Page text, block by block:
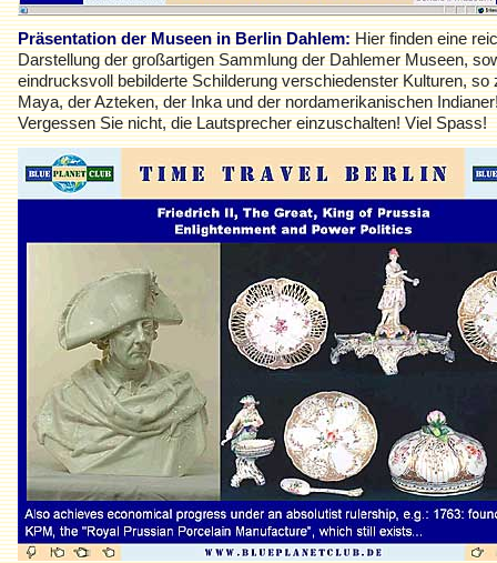
Präsentation der Museen in Berlin Dahlem:Hier finden eine
Darstellung der großartigen Sammlung der Dahlemer Museen,
eindrucksvoll bebilderte Schilderung verschiedenster Kulturen, so
Maya, der Azteken, der Inka und der nordamerikanischen
Vergessen Sie nicht, die Lautsprecher einzuschalten! Viel Spass!